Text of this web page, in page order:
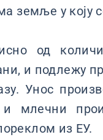
земље у коју
од
и подлежу
Унос
млечни
из ЕУ.